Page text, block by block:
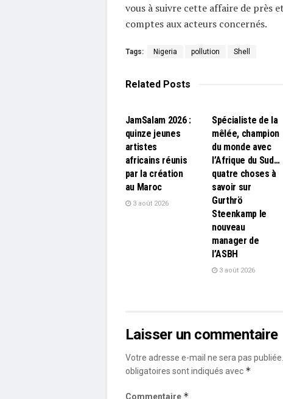
vous à suivre cette affaire de près
comptes aux acteurs concernés.
Tags: Nigeria pollution Shell
RelatedPosts
JamSalam 2026 :
quinze jeunes
artistes
africains réunis
par la création
au Maroc
3 août 2026
Spécialiste de la
mêlée, champion
du monde avec
l’Afrique du Sud…
quatre choses à
savoir sur
Gurthrö
Steenkamp le
nouveau
manager de
l’ASBH
3 août 2026
Laisser un commentaire
Votre adresse e-mail ne sera pas publiée.
obligatoires sont indiqués avec *
Commentaire *